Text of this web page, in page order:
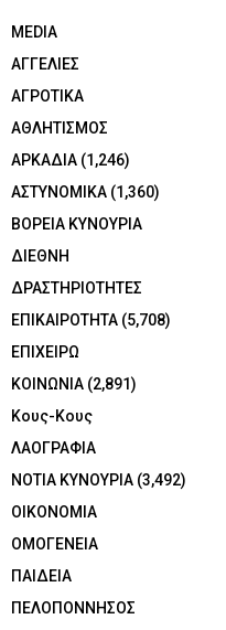
MEDIA
ΑΓΓΕΛΙΕΣ
ΑΓΡΟΤΙΚΑ
ΑΘΛΗΤΙΣΜΟΣ
ΑΡΚΑΔΙΑ (1,246)
ΑΣΤΥΝΟΜΙΚΑ (1,360)
ΒΟΡΕΙΑ ΚΥΝΟΥΡΙΑ
ΔΙΕΘΝΗ
ΔΡΑΣΤΗΡΙΟΤΗΤΕΣ
ΕΠΙΚΑΙΡΟΤΗΤΑ (5,708)
ΕΠΙΧΕΙΡΩ
ΚΟΙΝΩΝΙΑ (2,891)
Κους-Κους
ΛΑΟΓΡΑΦΙΑ
ΝΟΤΙΑ ΚΥΝΟΥΡΙΑ (3,492)
ΟΙΚΟΝΟΜΙΑ
ΟΜΟΓΕΝΕΙΑ
ΠΑΙΔΕΙΑ
ΠΕΛΟΠΟΝΝΗΣΟΣ